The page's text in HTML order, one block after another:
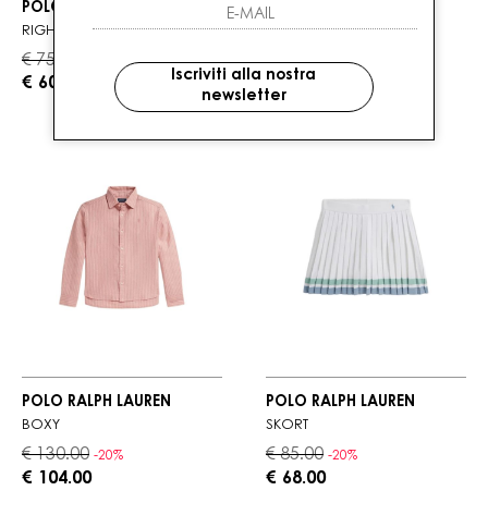
POLO RALPH LAUREN
RIGHE
€ 75.00
€ 60.00
POLO RALPH LAUREN
LINO
€ 110.00 -20%
€ 88.00
POLO RALPH LAUREN
BOXY
€ 130.00 -20%
€ 104.00
POLO RALPH LAUREN
SKORT
€ 85.00 -20%
€ 68.00
Iscriviti alla nostra
newsletter